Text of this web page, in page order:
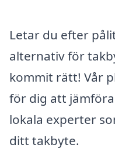
Letar du efter
alternativ för
kommit rätt! Vår
för dig att
lokala experter
ditt takbyte.